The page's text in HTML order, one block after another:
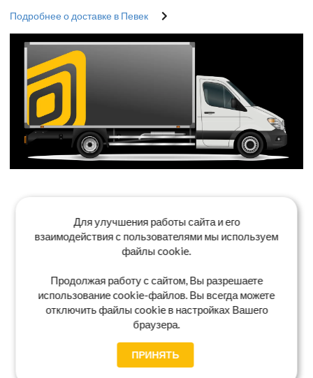
Подробнее о доставке в Певек
Для улучшения работы сайта и его
взаимодействия с пользователями мы используем
файлы cookie.
Продолжая работу с сайтом, Вы разрешаете
использование cookie-файлов. Вы всегда можете
отключить файлы cookie в настройках Вашего
браузера.
ПРИНЯТЬ